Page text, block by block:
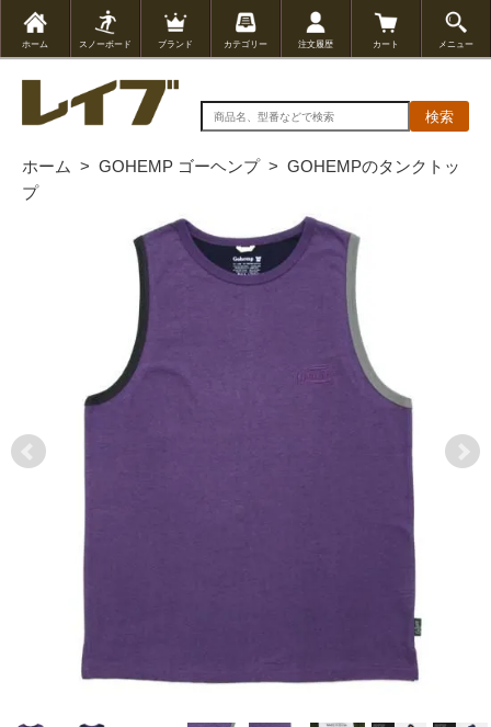
ホーム スノーボード ブランド カテゴリー 注文履歴 カート メニュー
検索
ホーム > GOHEMP ゴーヘンプ> GOHEMPのタンクトッ
プ